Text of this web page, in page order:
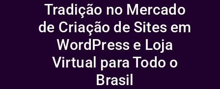
Tradição no Mercado
de Criação de Sites em
WordPress e Loja
Virtual para Todo o
Brasil